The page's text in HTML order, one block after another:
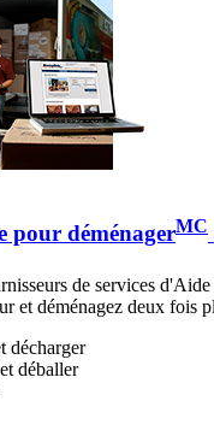
pour déménagerMC
de services
et déménagez deux fois
décharger
déballer